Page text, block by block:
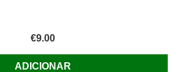
€9.00
ADICIONAR